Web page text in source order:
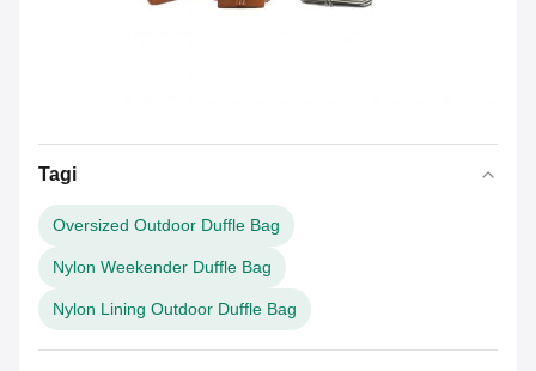
Tagi
Oversized Outdoor Duffle Bag
Nylon Weekender Duffle Bag
Nylon Lining Outdoor Duffle Bag